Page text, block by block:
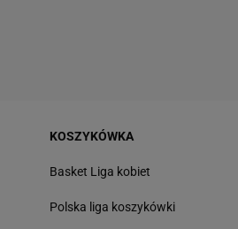
KOSZYKÓWKA
Basket Liga kobiet
Polska liga koszykówki